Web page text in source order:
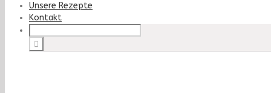
Unsere Rezepte
Kontakt